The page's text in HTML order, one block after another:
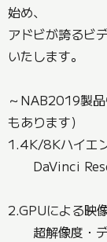
始め、
アドビが誇るビ
いたします。
～NAB2019製
もあります）
1.4K/8Kハイエ
DaVinci
2.GPUによる映
超解像度・デ